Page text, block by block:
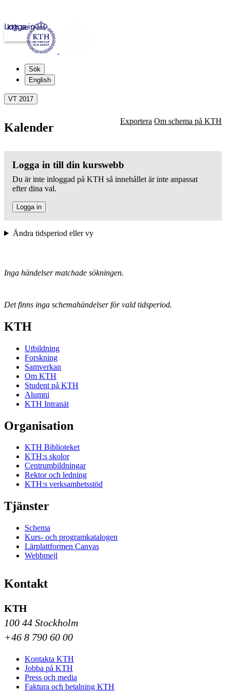
kth.se
Logga in
Sök
English
VT 2017
Kalender Exportera Om schema på KTH
Logga in till din kurswebb
Du är inte inloggad på KTH så innehållet är inte anpassat
efter dina val.
Logga in
Ändra tidsperiod eller vy
Inga händelser matchade sökningen.
Det finns inga schemahändelser för vald tidsperiod.
KTH
Utbildning
Forskning
Samverkan
Om KTH
Student på KTH
Alumni
KTH Intranät
Organisation
KTH Biblioteket
KTH:s skolor
Centrumbildningar
Rektor och ledning
KTH:s verksamhetsstöd
Tjänster
Schema
Kurs- och programkatalogen
Lärplattformen Canvas
Webbmejl
Kontakt
KTH
100 44 Stockholm
+46 8 790 60 00
Kontakta KTH
Jobba på KTH
Press och media
Faktura och betalning KTH